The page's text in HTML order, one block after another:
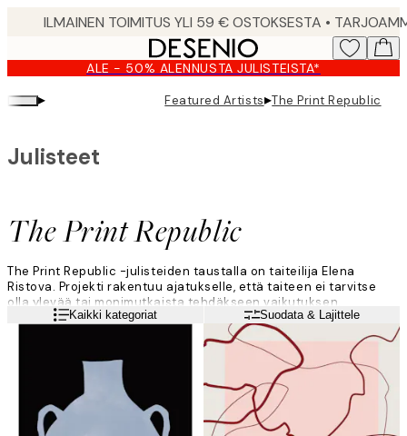
content.
ALE - 50% ALENNUSTA JULISTEISTA*
▸ Featured Artists▸The Print Republic
The Print Republic
Julisteet
The Print Republic -julisteiden taustalla on taiteilija Elena
Ristova. Projekti rakentuu ajatukselle, että taiteen ei tarvitse
olla ylevää tai monimutkaista tehdäkseen vaikutuksen.
"Luon rakkautta huokuvaa taidetta ja tuon sen saataville
kaikkialla maailmassa. Se on brändini ydin", hän sanoo.
Elena kuvailee tyyliään minimalistiseksi ja yksinkertaiseksi.
"Minusta on myös ihanaa pitää hauskaa sanojen, kukkien ja
sateenkaaren värien parissa."
Lue lisää Kaikki kategoriat Suodata & Lajittele